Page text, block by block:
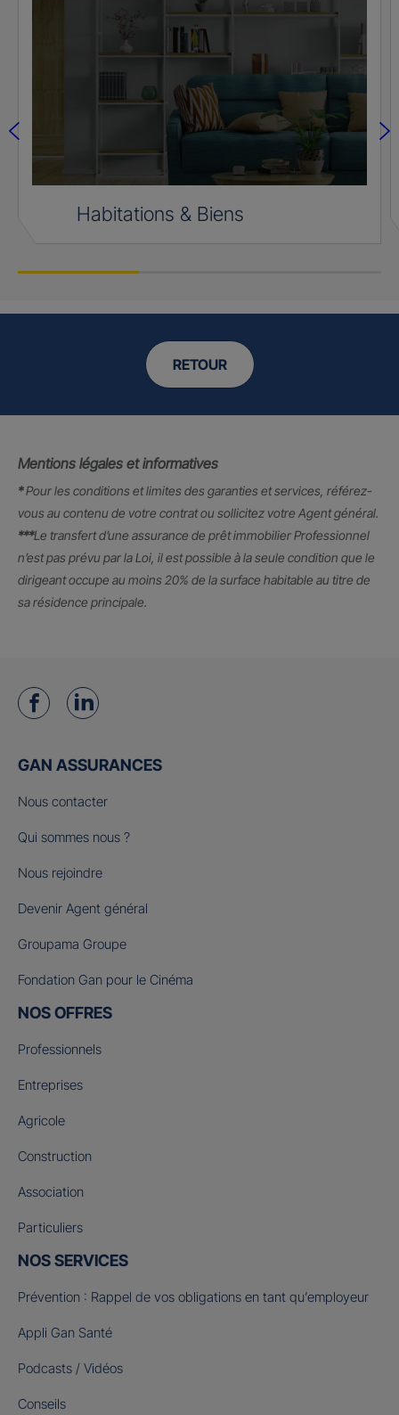
Habitations & Biens
RETOUR
Mentions légales et informatives
*Pour les conditions et limites des garanties et services, référez-
vous au contenu de votre contrat ou sollicitez votre Agent général.
***Le transfert d’une assurance de prêt immobilier Professionnel
n’est pas prévu par la Loi, il est possible à la seule condition que le
dirigeant occupe au moins 20% de la surface habitable au titre de
sa résidence principale.
GAN ASSURANCES
Nous contacter
Qui sommes nous ?
Nous rejoindre
Devenir Agent général
Groupama Groupe
Fondation Gan pour le Cinéma
NOS OFFRES
Professionnels
Entreprises
Agricole
Construction
Association
Particuliers
NOS SERVICES
Prévention : Rappel de vos obligations en tant qu’employeur
Appli Gan Santé
Podcasts / Vidéos
Conseils